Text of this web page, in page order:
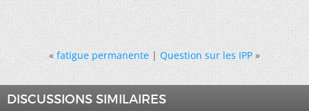
« fatigue permanente|Question sur les IPP »
DISCUSSIONS SIMILAIRES